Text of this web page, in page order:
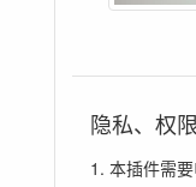
隐私、权
1. 本插件需要